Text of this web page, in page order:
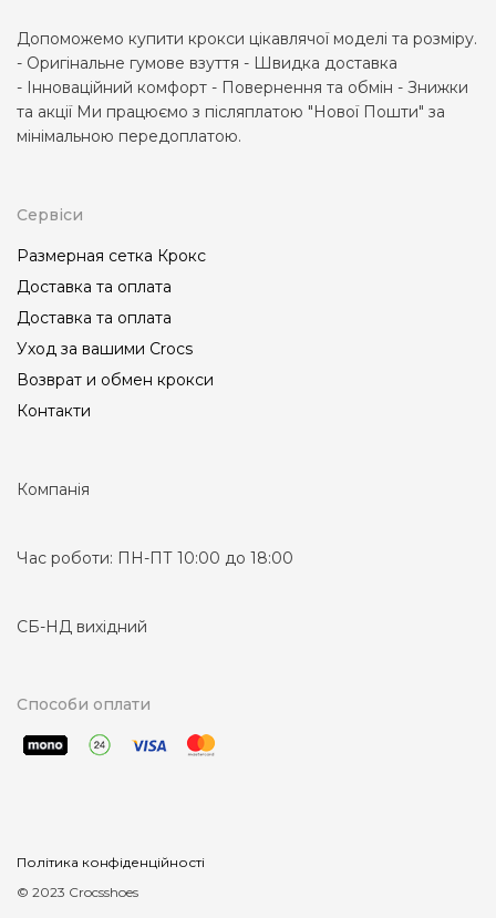
Допоможемо купити крокси цікавлячої моделі та розміру.
- Оригінальне гумове взуття - Швидка доставка
- Інноваційний комфорт - Повернення та обмін - Знижки
та акції Ми працюємо з післяплатою "Нової Пошти" за
мінімальною передоплатою.
Сервіси
Размерная сетка Крокс
Доставка та оплата
Доставка та оплата
Уход за вашими Crocs
Возврат и обмен крокси
Контакти
Компанія
Час роботи: ПН-ПТ 10:00 до 18:00
СБ-НД вихідний
Способи оплати
Політика конфіденційності
© 2023 Crocsshoes